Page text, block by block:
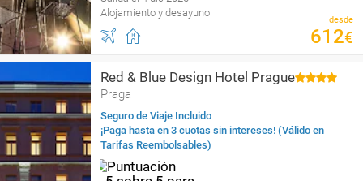
Alojamiento y desayuno
desde
612€
Red & Blue Design Hotel Prague
Praga
Seguro de Viaje Incluido
¡Paga hasta en 3 cuotas sin intereses! (Válido en
Tarifas Reembolsables)